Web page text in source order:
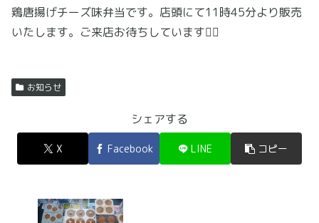
鶏唐揚げチーズ味弁当です。店頭にて11時45分より販売
いたします。ご来店お待ちしています🙇‍♂️
お知らせ
シェアする
X Facebook LINE コピー